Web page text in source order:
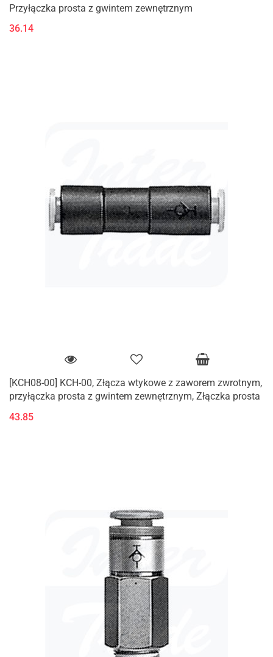
Przyłączka prosta z gwintem zewnętrznym
36.14
[KCH08-00] KCH-00, Złącza wtykowe z zaworem zwrotnym,
przyłączka prosta z gwintem zewnętrznym, Złączka prosta
43.85